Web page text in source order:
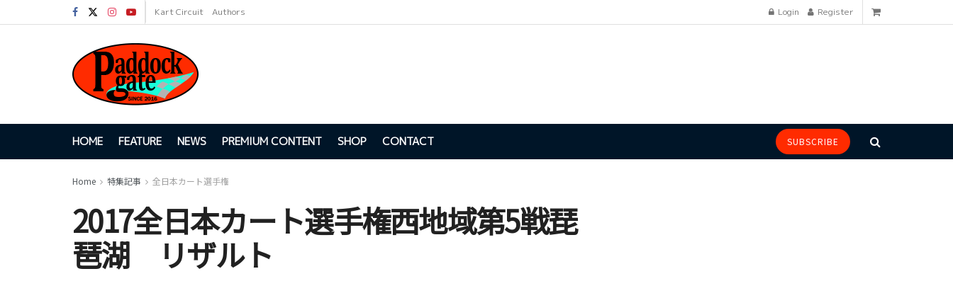
Kart Circuit Authors Login Register
HOME FEATURE NEWS PREMIUM CONTENT SHOP CONTACT SUBSCRIBE
Home 特集記事 全日本カート選手権
2017全日本カート選手権西地域第5戦琵
琶湖 リザルト